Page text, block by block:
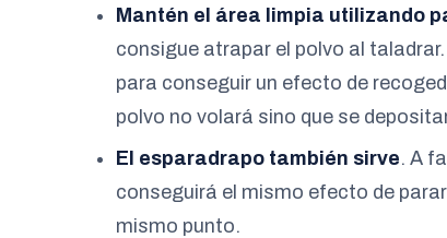
Mantén el área limpia utilizando
consigue atrapar el polvo al
para conseguir un efecto de
polvo no volará sino que se
El esparadrapo también sirve. A
conseguirá el mismo efecto de
mismo punto.